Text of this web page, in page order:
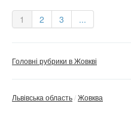
1 2 3 ...
Головні рубрики в Жовкві
Львівська область Жовква